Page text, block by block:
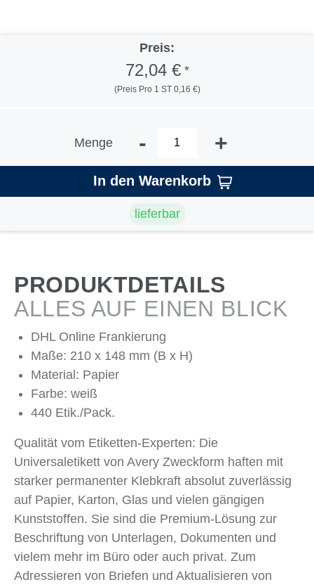
Preis:
72,04 €*
(Preis Pro 1 ST 0,16 €)
Menge - +
In den Warenkorb
lieferbar
PRODUKTDETAILS
ALLES AUF EINEN BLICK
DHL Online Frankierung
Maße: 210 x 148 mm (B x H)
Material: Papier
Farbe: weiß
440 Etik./Pack.
Qualität vom Etiketten-Experten: Die
Universaletikett von Avery Zweckform haften mit
starker permanenter Klebkraft absolut zuverlässig
auf Papier, Karton, Glas und vielen gängigen
Kunststoffen. Sie sind die Premium-Lösung zur
Beschriftung von Unterlagen, Dokumenten und
vielem mehr im Büro oder auch privat. Zum
Adressieren von Briefen und Aktualisieren von